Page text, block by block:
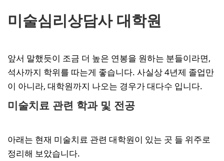
미술심리상담사 대학원
앞서 말했듯이 조금 더 높은 연봉을 원하는 분들이라면,
석사까지 학위를 따는게 좋습니다. 사실상 4년제 졸업만
이 아니라, 대학원까지 나오는 경우가 대다수 입니다.
미술치료 관련 학과 및 전공
아래는 현재 미술치료 관련 대학원이 있는 곳 들 위주로
정리해 보았습니다.